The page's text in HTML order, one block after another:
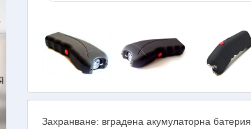
Захранване: вградена акумулаторна батерия